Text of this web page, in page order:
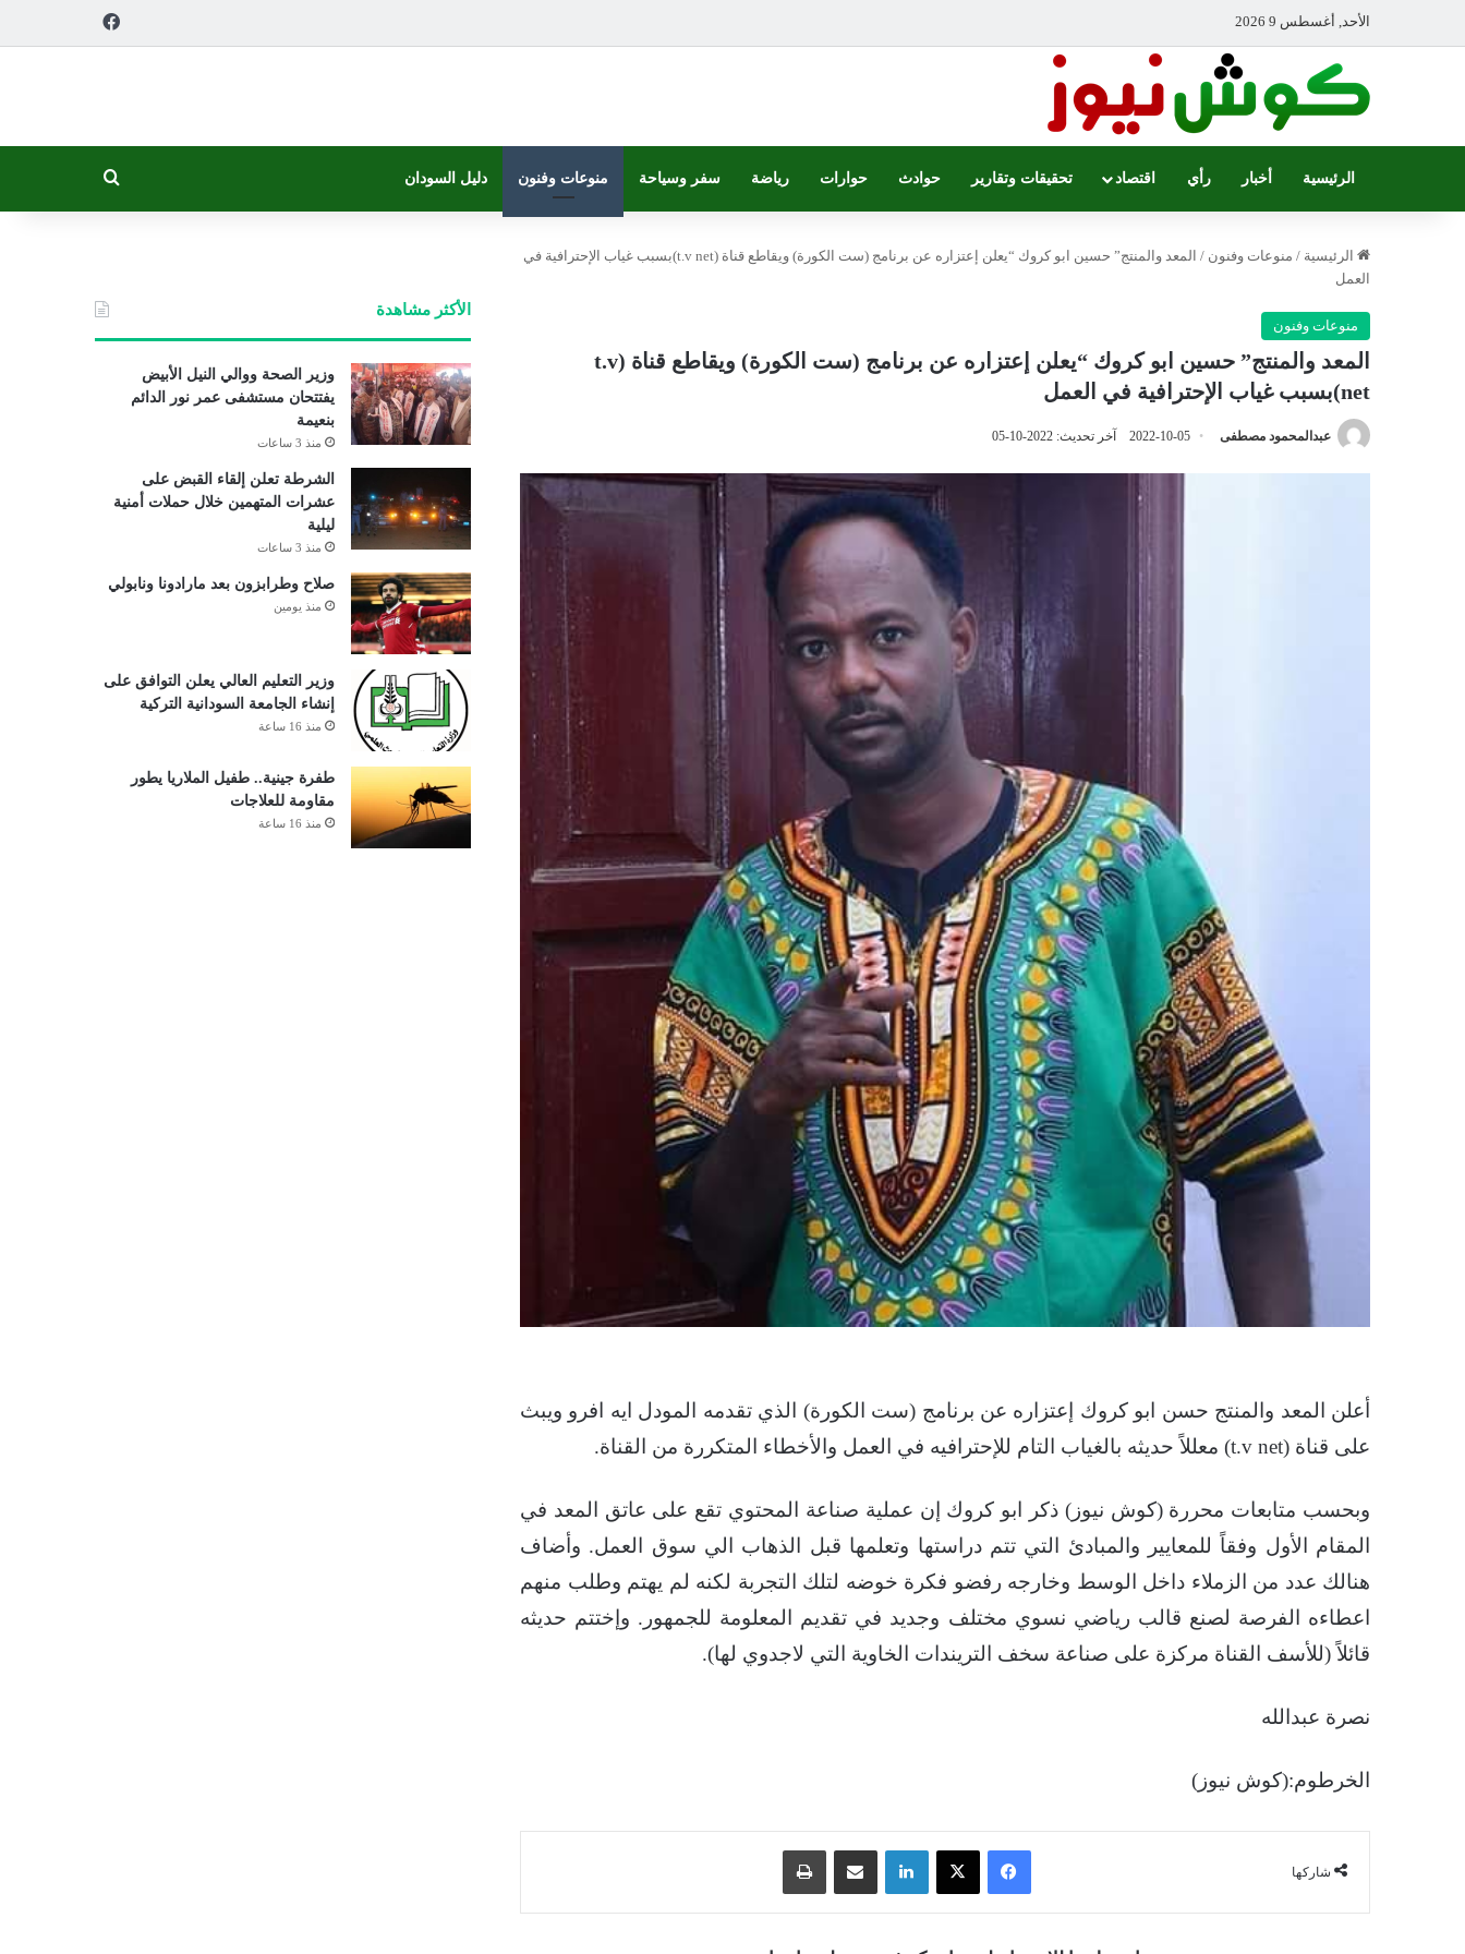
الأحد, أغسطس 9 2026
الرئيسية أخبار رأي اقتصاد تحقيقات وتقارير حوادث حوارات رياضة سفر وسياحة منوعات وفنون دليل السودان
الرئيسية / منوعات وفنون /
المعد والمنتج” حسين ابو كروك “يعلن إعتزاره عن برنامج (ست الكورة) ويقاطع قناة (t.v net)بسبب غياب الإحترافية في
العمل
منوعات وفنون
المعد والمنتج” حسين ابو كروك “يعلن إعتزاره عن برنامج (ست الكورة) ويقاطع قناة (t.v
net)بسبب غياب الإحترافية في العمل
عبدالمحمود مصطفى 2022-10-05 آخر تحديث: 2022-10-05
أعلن المعد والمنتج حسن ابو كروك إعتزاره عن برنامج (ست الكورة) الذي تقدمه المودل ايه افرو ويبث
على قناة (t.v net) معللاً حديثه بالغياب التام للإحترافيه في العمل والأخطاء المتكررة من القناة.
وبحسب متابعات محررة (كوش نيوز) ذكر ابو كروك إن عملية صناعة المحتوي تقع على عاتق المعد في
المقام الأول وفقاً للمعايير والمبادئ التي تتم دراستها وتعلمها قبل الذهاب الي سوق العمل. وأضاف
هنالك عدد من الزملاء داخل الوسط وخارجه رفضو فكرة خوضه لتلك التجربة لكنه لم يهتم وطلب منهم
اعطاءه الفرصة لصنع قالب رياضي نسوي مختلف وجديد في تقديم المعلومة للجمهور. وإختتم حديثه
قائلاً (للأسف القناة مركزة على صناعة سخف التريندات الخاوية التي لاجدوي لها).
نصرة عبدالله
الخرطوم:(كوش نيوز)
شاركها
فيسبوك ‫X لينكدإن مشاركة عبر البريد
الأكثر مشاهدة
وزير الصحة ووالي النيل الأبيض
يفتتحان مستشفى عمر نور الدائم
بنعيمة
منذ 3 ساعات
الشرطة تعلن إلقاء القبض على
عشرات المتهمين خلال حملات أمنية
ليلية
منذ 3 ساعات
صلاح وطرابزون بعد مارادونا ونابولي
منذ يومين
وزير التعليم العالي يعلن التوافق على
إنشاء الجامعة السودانية التركية
منذ 16 ساعة
طفرة جينية.. طفيل الملاريا يطور
مقاومة للعلاجات
منذ 16 ساعة